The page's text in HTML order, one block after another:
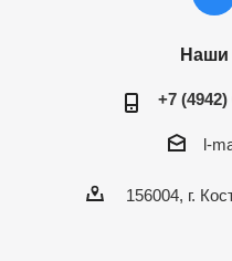
Наши
+7
l-
156004, г.